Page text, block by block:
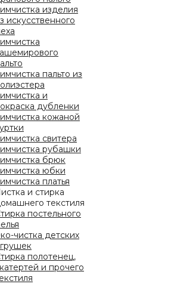
изделия
искусственного
пальто из
и
дубленки
кожаной
свитера
рубашки
брюк
юбки
платья
и стирка
текстиля
постельного
чистка детских
полотенец,
и прочего
сотни специалистов,
с лучшими европейскими
успешной сети!
и ГОТОВ к росту.
проверенный
миллионов. В короткие
и будем сопровождать Вас